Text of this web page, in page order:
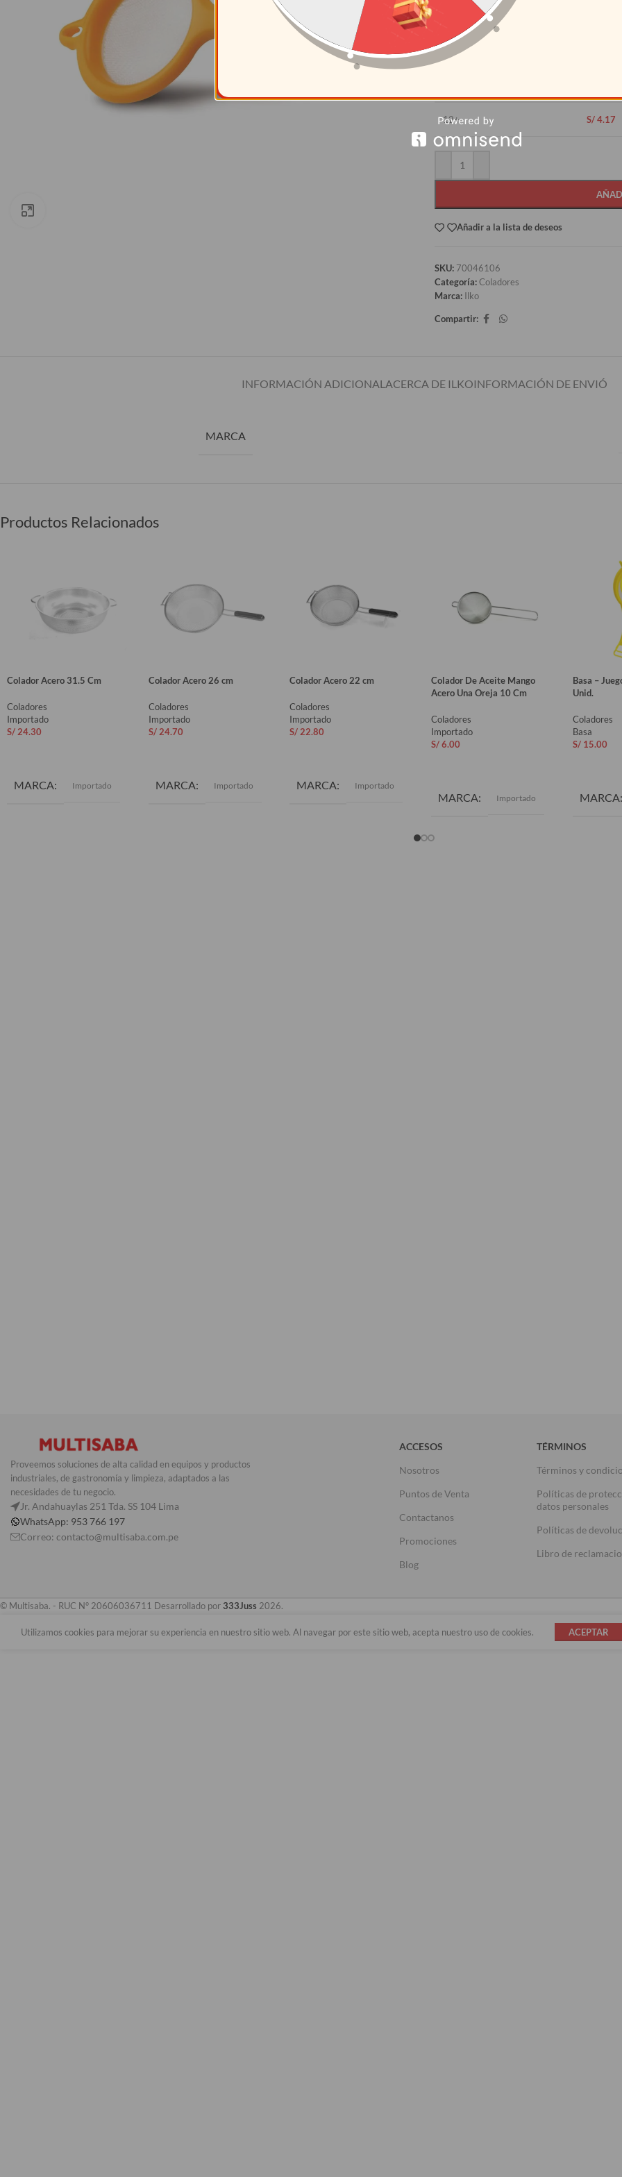
País de Origen: Chile
Características:
trasparente. Terminación: Brillante.
12+ S/4.17
Añadir a la lista de deseos
SKU: 70046106
Categoría:Coladores
Marca: Ilko
Compartir:
INFORMACIÓN ADICIONAL ACERCA DE ILKOINFORMACIÓN DE ENVIÓ
MARCA
Productos Relacionados
Colador Acero 31.5 Cm
Coladores
Importado
S/ 24.30
MARCA Importado
Colador Acero 26 cm
Coladores
Importado
S/24.70
MARCA Importado
Colador Acero 22 cm
Coladores
Importado
S/ 22.80
MARCA Importado
Colador De Aceite Mango
Acero Una Oreja 10 Cm
Coladores
Importado
S/6.00
MARCA Importado
Basa –
Unid.
Coladores
Basa
S/15.00
MARCA
Proveemos soluciones de alta calidad en equipos y productos
industriales, de gastronomía y limpieza, adaptados a las
necesidades de tu negocio.
Jr. Andahuaylas 251 Tda. SS 104 Lima
WhatsApp: 953 766 197
Correo: contacto@multisaba.com.pe
ACCESOS
Nosotros
Puntos de Venta
Contactanos
Promociones
Blog
TÉRMINOS
Términos y
Políticas de
datos personales
Políticas de
Libro de
© Multisaba. - RUC N° 20606036711 Desarrollado por 333Juss 2026.
Utilizamos cookies para mejorar su experiencia en nuestro sitio web. Al navegar por este sitio web, acepta nuestro uso de cookies. ACEPTAR